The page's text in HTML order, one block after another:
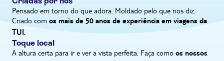
Pensado em torno do que adora. Moldado pelo que nos diz.
Criado com os mais de 50 anos de experiência em viagens da
TUI.
Toque local
A altura certa para ir e ver a vista perfeita. Faça como os nossos